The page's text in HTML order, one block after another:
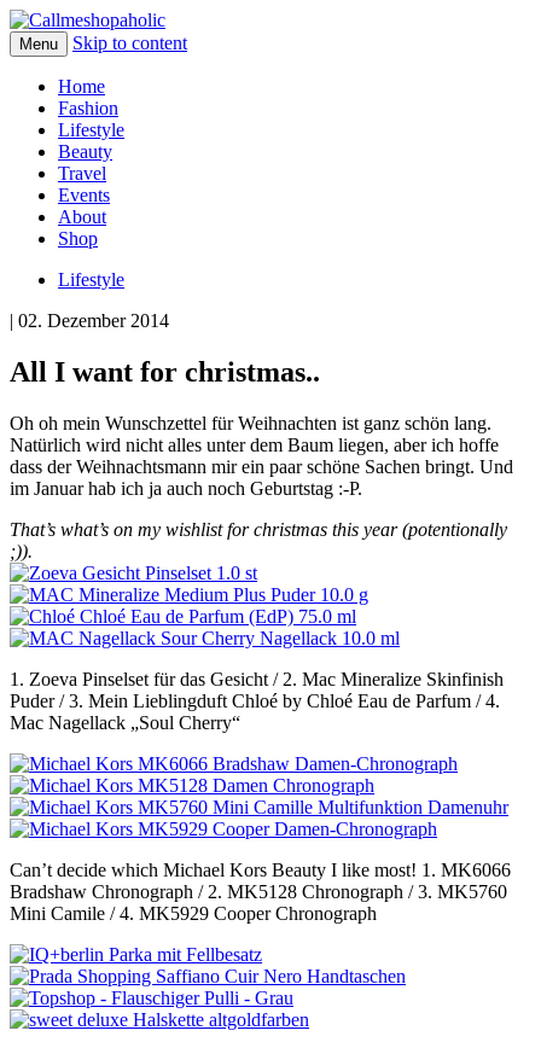
Menu Skip to content
Home
Fashion
Lifestyle
Beauty
Travel
Events
About
Shop
Lifestyle
| 02. Dezember 2014
All I want for christmas..
Oh oh mein Wunschzettel für Weihnachten ist ganz schön lang.
Natürlich wird nicht alles unter dem Baum liegen, aber ich hoffe
dass der Weihnachtsmann mir ein paar schöne Sachen bringt. Und
im Januar hab ich ja auch noch Geburtstag :-P.
That’s what’s on my wishlist for christmas this year (potentionally
;)).
1. Zoeva Pinselset für das Gesicht / 2. Mac Mineralize Skinfinish
Puder / 3. Mein Lieblingduft Chloé by Chloé Eau de Parfum / 4.
Mac Nagellack „Soul Cherry“
Can’t decide which Michael Kors Beauty I like most! 1. MK6066
Bradshaw Chronograph / 2. MK5128 Chronograph / 3. MK5760
Mini Camile / 4. MK5929 Cooper Chronograph